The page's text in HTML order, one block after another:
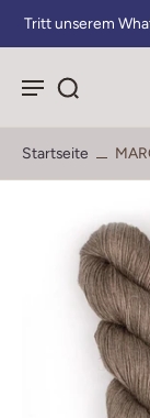
Tritt unserem
Startseite